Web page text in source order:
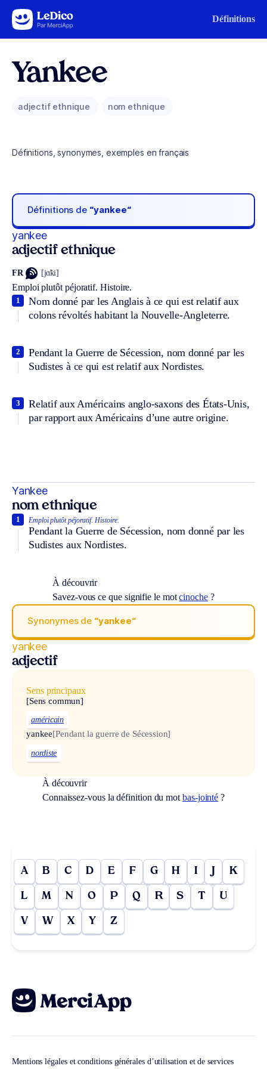
Aller au contenu Définitions
Yankee
adjectif ethnique nom ethnique
Définitions, synonymes, exemples en français
Définitions de “yankee“
yankee
adjectif ethnique
FR [jɑ̃ki]
Emploi plutôt péjoratif. Histoire.
Nom donné par les Anglais à ce qui est relatif aux
colons révoltés habitant la Nouvelle-Angleterre.
1
Pendant la Guerre de Sécession, nom donné par les
Sudistes à ce qui est relatif aux Nordistes.
2
Relatif aux Américains anglo-saxons des États-Unis,
par rapport aux Américains d’une autre origine.
3
Yankee
nom ethnique
Emploi plutôt péjoratif. Histoire.
Pendant la Guerre de Sécession, nom donné par les
Sudistes aux Nordistes.
1
À découvrir
Savez-vous ce que signifie le motcinoche?
Synonymes de “yankee“
yankee
adjectif
Sens principaux
[Sens commun]
américain
yankee[Pendant la guerre de Sécession]
nordiste
À découvrir
Connaissez-vous la définition du mot bas-jointé ?
A B C D E F G H I J K
L M N O P Q R S T U
V W X Y Z
Mentions légales et conditions générales d’utilisation et de services